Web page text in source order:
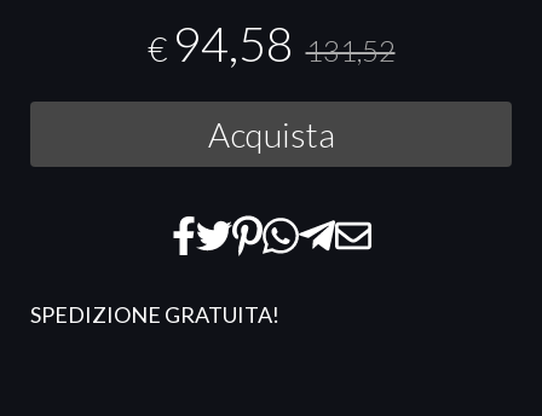
€ 94,58 131,52
Acquista
SPEDIZIONE GRATUITA!